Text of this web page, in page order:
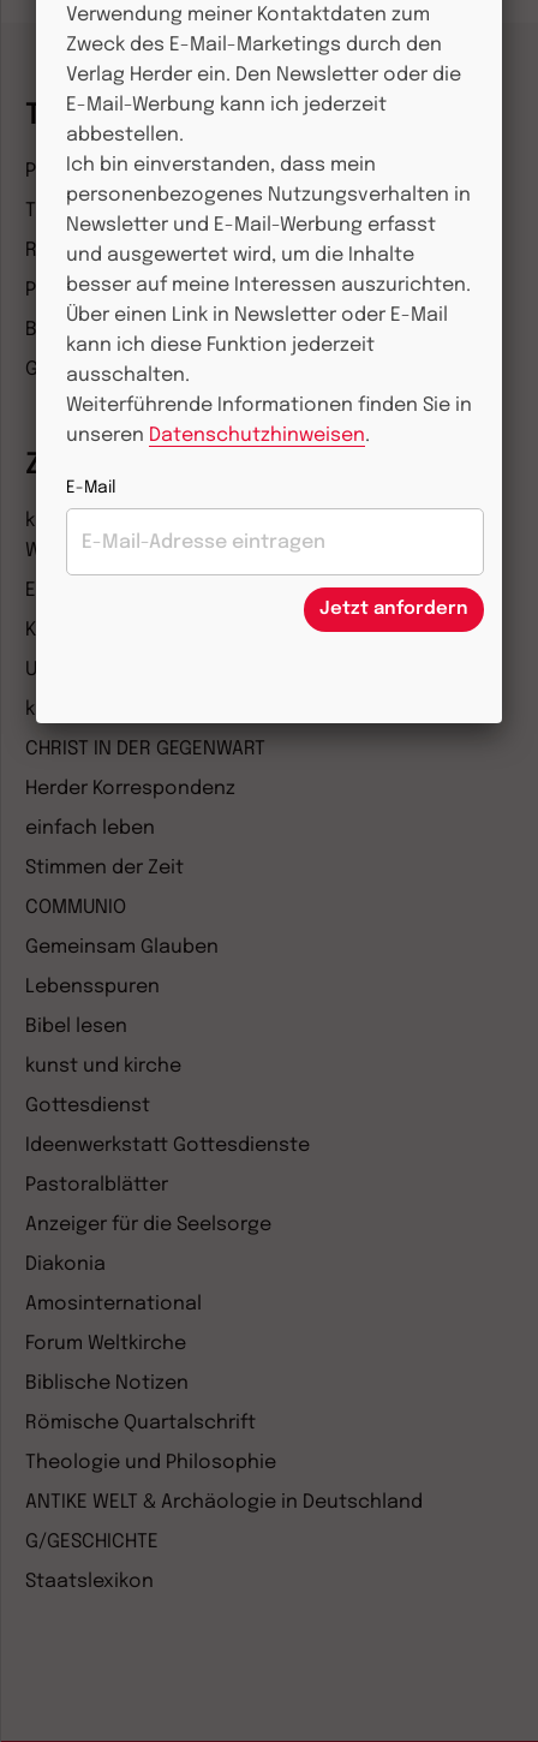
Themenwelten
Pädagogik & Kinderbuch
Theologie & Pastoral
Religion & Spiritualität
Politik & Wirtschaft
Besser leben
Geschichte & Wissen
Zeitschriften
kindergarten heute Fachmagazin, Leitungsheft &
Wenn Eltern Rat suchen
Entdeckungskiste
Kleinstkinder in Kita und Tagespflege
Unser Ganztag
kizz Elternwelt
CHRIST IN DER GEGENWART
Herder Korrespondenz
einfach leben
Stimmen der Zeit
COMMUNIO
Gemeinsam Glauben
Lebensspuren
Bibel lesen
kunst und kirche
Gottesdienst
Ideenwerkstatt Gottesdienste
Pastoralblätter
Anzeiger für die Seelsorge
Diakonia
Amosinternational
Forum Weltkirche
Biblische Notizen
Römische Quartalschrift
Theologie und Philosophie
ANTIKE WELT & Archäologie in Deutschland
G/GESCHICHTE
Staatslexikon
Verwendung meiner Kontaktdaten zum
Zweck des E-Mail-Marketings durch den
Verlag Herder ein. Den Newsletter oder die
E-Mail-Werbung kann ich jederzeit
abbestellen.
Ich bin einverstanden, dass mein
personenbezogenes Nutzungsverhalten in
Newsletter und E-Mail-Werbung erfasst
und ausgewertet wird, um die Inhalte
besser auf meine Interessen auszurichten.
Über einen Link in Newsletter oder E-Mail
kann ich diese Funktion jederzeit
ausschalten.
Weiterführende Informationen finden Sie in
unseren Datenschutzhinweisen.
E-Mail
Jetzt anfordern